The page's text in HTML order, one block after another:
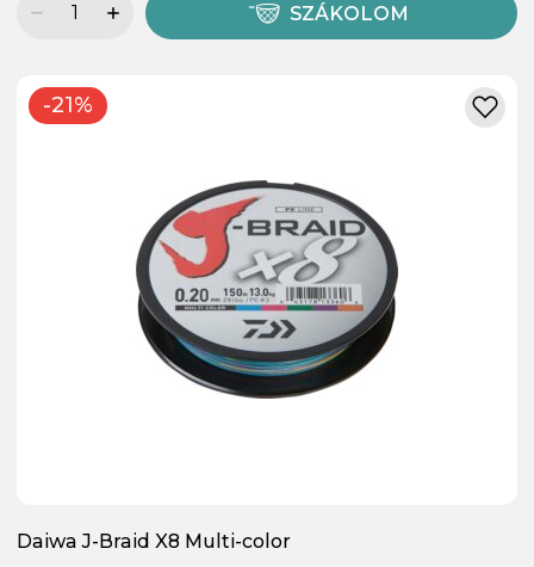
SZÁKOLOM
-21%
Daiwa J-Braid X8 Multi-color